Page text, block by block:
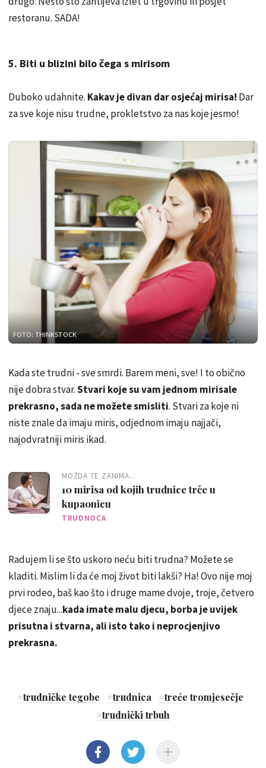
restoranu. SADA!
5. Biti u blizini bilo čega s mirisom
Duboko udahnite. Kakav je divan dar osjećaj mirisa! Dar
za sve koje nisu trudne, prokletstvo za nas koje jesmo!
FOTO: THINKSTOCK
Kada ste trudni - sve smrdi. Barem meni, sve! I to obično
nije dobra stvar.Stvari koje su vam jednom mirisale
prekrasno, sada ne možete smisliti. Stvari za koje ni
niste znale da imaju miris, odjednom imaju najjači,
najodvratniji miris ikad.
MOŽDA TE ZANIMA...
10 mirisa od kojih trudnice trče u
kupaonicu
TRUDNOĆA
Radujem li se što uskoro neću biti trudna? Možete se
kladiti. Mislim li da će moj život biti lakši? Ha! Ovo nije moj
prvi rodeo, baš kao što i druge mame dvoje, troje, četvero
djece znaju...kada imate malu djecu, borba je uvijek
prisutna i stvarna, ali isto tako i neprocjenjivo
prekrasna.
#trudničke tegobe #trudnica #treće tromjesečje
#trudnički trbuh